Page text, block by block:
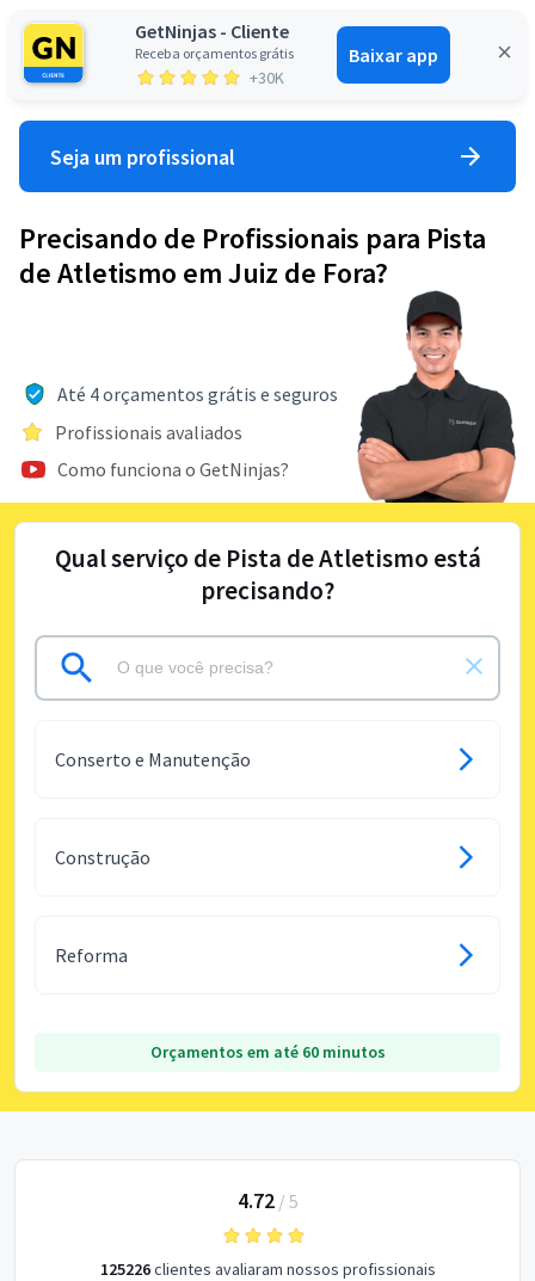
GetNinjas - Cliente
Receba orçamentos grátis
+30K
Baixar app
Entrar
Seja um profissional
Precisando de Profissionais para Pista
de Atletismo em Juiz de Fora?
Até 4 orçamentos grátis e seguros
Profissionais avaliados
Como funciona o GetNinjas?
Qual serviço de Pista de Atletismo está
precisando?
Conserto e Manutenção
Construção
Reforma
Orçamentos em até 60 minutos
4.72/ 5
125226clientes avaliaram nossos profissionais